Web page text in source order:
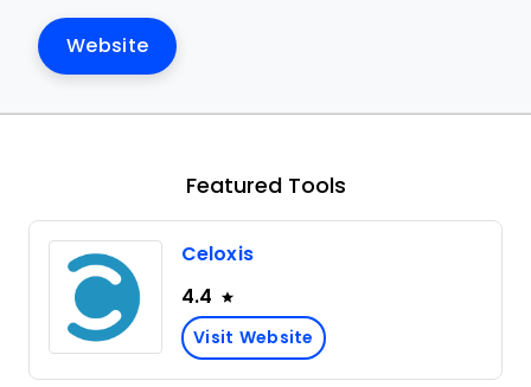
Website
Featured Tools
Celoxis
4.4
Visit Website